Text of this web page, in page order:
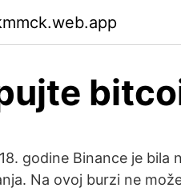
godine Binance je
Na ovoj burzi ne